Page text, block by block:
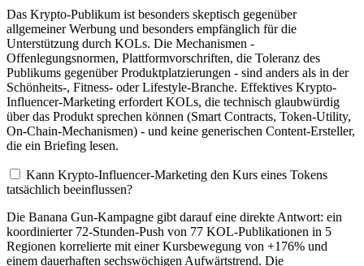
Das Krypto-Publikum ist besonders skeptisch gegenüber
allgemeiner Werbung und besonders empfänglich für die
Unterstützung durch KOLs. Die Mechanismen -
Offenlegungsnormen, Plattformvorschriften, die Toleranz des
Publikums gegenüber Produktplatzierungen - sind anders als in der
Schönheits-, Fitness- oder Lifestyle-Branche. Effektives Krypto-
Influencer-Marketing erfordert KOLs, die technisch glaubwürdig
über das Produkt sprechen können (Smart Contracts, Token-Utility,
On-Chain-Mechanismen) - und keine generischen Content-Ersteller,
die ein Briefing lesen.
Kann Krypto-Influencer-Marketing den Kurs eines Tokens
tatsächlich beeinflussen?
Die Banana Gun-Kampagne gibt darauf eine direkte Antwort: ein
koordinierter 72-Stunden-Push von 77 KOL-Publikationen in 5
Regionen korrelierte mit einer Kursbewegung von +176% und
einem dauerhaften sechswöchigen Aufwärtstrend. Die